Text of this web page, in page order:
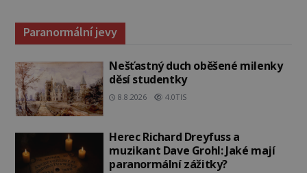
Paranormální jevy
Nešťastný duch oběšené milenky
děsí studentky
8.8.2026 4.0TIS
Herec Richard Dreyfuss a
muzikant Dave Grohl: Jaké mají
paranormální zážitky?